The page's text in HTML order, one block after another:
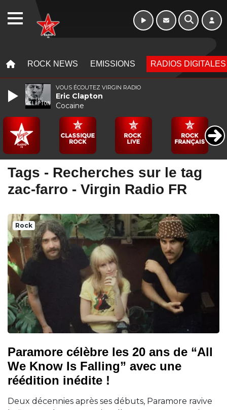
ROCK NEWS EMISSIONS RADIOS DIGITALES
Tags - Recherches sur le tag
zac-farro - Virgin Radio FR
Rock
Paramore célèbre les 20 ans de “All
We Know Is Falling” avec une
réédition inédite !
Deux décennies après ses débuts, Paramore ravive
VOUS ÉCOUTEZ VIRGIN RADIO
Eric Clapton
Cocaine
WEBRADIO 10h - 13h